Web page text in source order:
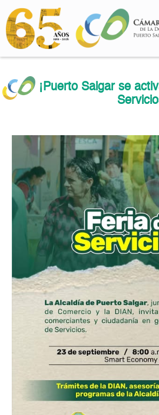
¡Puerto Salgar se